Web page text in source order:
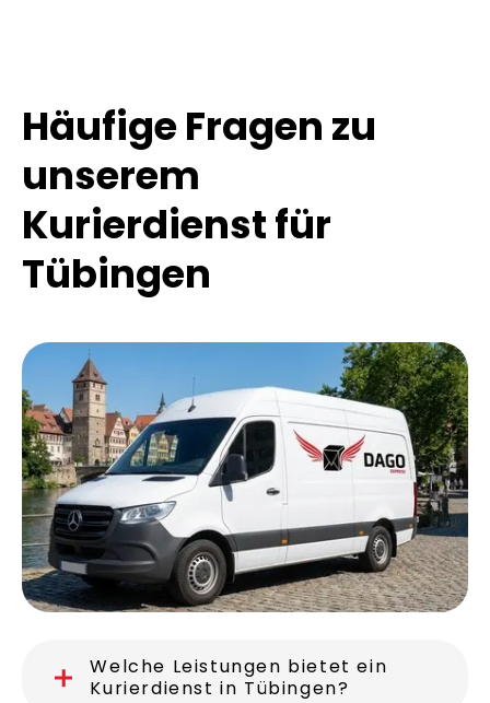
Häufige Fragen zu
unserem
Kurierdienst für
Tübingen
Welche Leistungen bietet ein
Kurierdienst in Tübingen?